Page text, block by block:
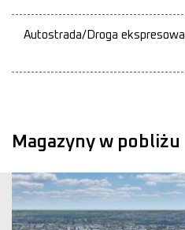
Autostrada/Droga ekspresowa
Magazyny w pobliżu